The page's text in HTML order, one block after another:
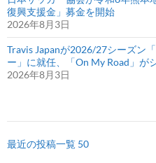
復興支援金」募金を開始
2026年8月3日
Travis Japanが2026/27シーズン
ー」に就任、「On My Road」が
2026年8月3日
最近の投稿一覧 50